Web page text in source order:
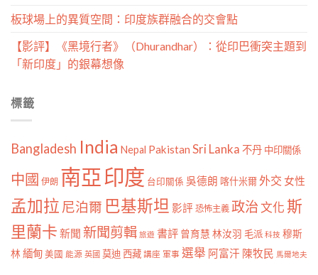
板球場上的異質空間：印度族群融合的交會點
【影評】《黑境行者》（Dhurandhar）：從印巴衝突主題到
「新印度」的銀幕想像
標籤
Bangladesh India Nepal Pakistan Sri Lanka 不丹 中印關係
中國 伊朗 南亞印度 台印關係 吳德朗 喀什米爾外交 女性
孟加拉 尼泊爾 巴基斯坦 影評 恐怖主義 政治文化斯
里蘭卡 新聞 新聞剪輯 旅遊 書評 曾育慧 林汝羽 毛派 科技 穆斯
林 緬甸 美國 能源 英國 莫迪 西藏 講座 軍事 選舉 阿富汗 陳牧民 馬爾地夫